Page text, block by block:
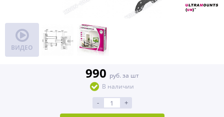
ВИДЕО
990 руб. за шт
В наличии
- +